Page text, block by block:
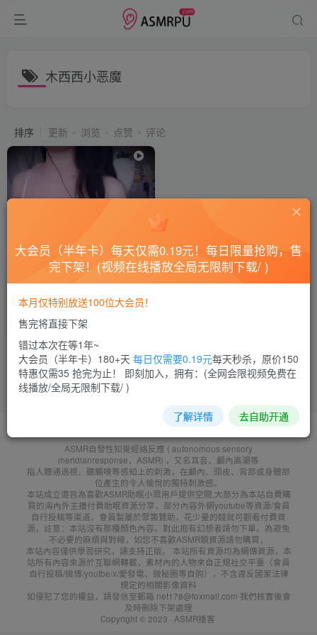
木西西小恶魔
排序 更新 浏览 点赞 评论
木西西小恶魔白色Q趣裙水瓶_
会员专属 国内ASMR
菜需捆
聯系客服
ASMR自發性知覺經絡反應 ( autonomous sensory
meridianresponse，ASMR) ，又名耳音、顱內高潮等
指人體通過視、聽觸嗅等感知上的刺激，在顱內、頭皮、背部或身體部
位產生的令人愉悅的獨特刺激感。
本站成立遵旨為喜歡ASMR助眠小眾用戶提供空間,大部分為本站自費購
買的海內外主播付費助眠資源分享，部分內容外網youtube等資源/會員
自行投稿等渠道，會員製屬於眾籌贊助，花少量的錢就可觀看付費資
源，註意：本站沒有那種顏色內容。對此抱有幻想者請勿下單。為避免
不必要的麻煩與對線，如您不喜歡ASMR類資源請勿購買，
本站內容僅供學習研究，請支持正版。 本站所有資源均為網傳資源，本
站所有內容來源於互聯網轉載，素材內的人物來自正規社交平臺（會員
自行投稿/微博/youtbe/x/愛發電、微秘圈等自购），不含違反國家法律
規定的相關影像資料
如侵犯了您的權益，請發信至郵箱 net178@foxmail.com 我們核實後會
及時刪除下架處理
Copyright © 2023 · ASMR播客
大会员（半年卡）每天仅需0.19元！每日限量抢购，售
完下架！(视频在线播放全局无限制下载/ )
本月仅特别放送100位大会员！
售完将直接下架
错过本次在等1年~
大会员（半年卡）180+天 每日仅需要0.19元每天秒杀，原价150
特惠仅需35 抢完为止！ 即刻加入，拥有：(全网会限视频免费在
线播放/全局无限制下载/ )
了解详情 去自助开通